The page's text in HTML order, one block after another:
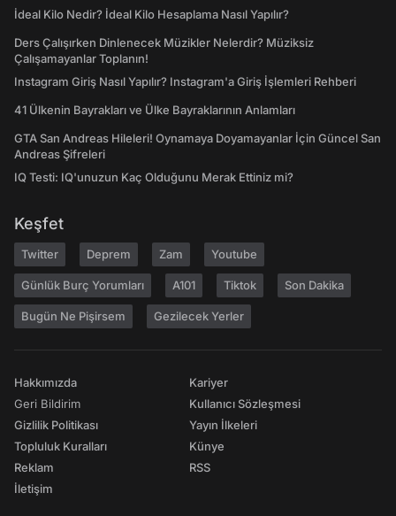
İdeal Kilo Nedir? İdeal Kilo Hesaplama Nasıl Yapılır?
Ders Çalışırken Dinlenecek Müzikler Nelerdir? Müziksiz
Çalışamayanlar Toplanın!
Instagram Giriş Nasıl Yapılır? Instagram'a Giriş İşlemleri Rehberi
41 Ülkenin Bayrakları ve Ülke Bayraklarının Anlamları
GTA San Andreas Hileleri! Oynamaya Doyamayanlar İçin Güncel San
Andreas Şifreleri
IQ Testi: IQ'unuzun Kaç Olduğunu Merak Ettiniz mi?
Keşfet
Twitter Deprem Zam Youtube
Günlük Burç Yorumları A101 Tiktok Son Dakika
Bugün Ne Pişirsem Gezilecek Yerler
Hakkımızda
Geri Bildirim
Gizlilik Politikası
Topluluk Kuralları
Reklam
İletişim
Kariyer
Kullanıcı Sözleşmesi
Yayın İlkeleri
Künye
RSS